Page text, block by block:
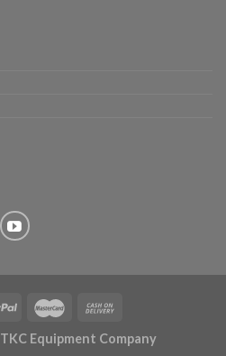
TKC Equipment Company